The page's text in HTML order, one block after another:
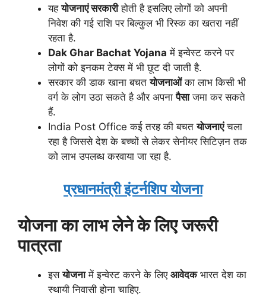
यहयोजनाएं सरकारीहोती है इसलिए लोगों को अपनी
निवेश की गई राशि पर बिल्कुल भी रिस्क का खतरा नहीं
रहता है.
Dak Ghar Bachat Yojana में इन्वेस्ट करने पर
लोगों को इनकम टेक्स में भी छूट दी जाती है.
सरकार की डाक खाना बचतयोजनाओंका लाभ किसी भी
वर्ग के लोग उठा सकते है और अपनापैसाजमा कर सकते
हैं.
India Post Office कई तरह की बचतयोजनाएंचला
रहा है जिससे देश के बच्चों से लेकर सेनीयर सिटिज़न तक
को लाभ उपलब्ध करवाया जा रहा है.
प्रधानमंत्री इंटर्नशिप योजना
योजना का लाभ लेने के लिए जरूरी
पात्रता
इसयोजनामें इन्वेस्ट करने के लिए आवेदकभारत देश का
स्थायी निवासी होना चाहिए.